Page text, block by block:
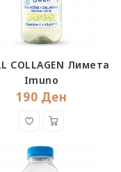
COLLAGEN Лимета
Imuno
190 Ден